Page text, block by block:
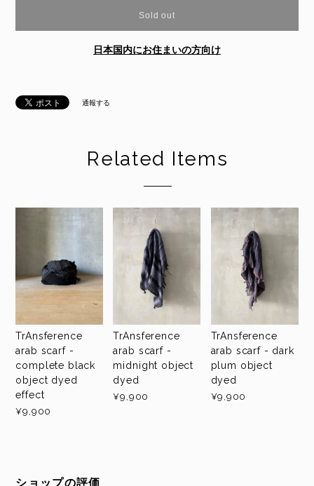
Sold out
日本国内にお住まいの方向け
通報する
Related Items
TrAnsference
arab scarf -
complete black
object dyed
effect
¥9,900
TrAnsference
arab scarf -
midnight object
dyed
¥9,900
TrAnsference
arab scarf - dark
plum object
dyed
¥9,900
ショップの評価